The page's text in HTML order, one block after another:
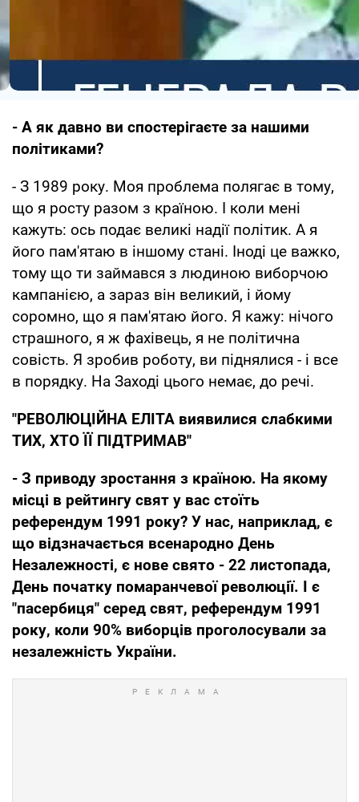
- А як давно ви спостерігаєте за нашими
політиками?
- З 1989 року. Моя проблема полягає в тому,
що я росту разом з країною. І коли мені
кажуть: ось подає великі надії політик. А я
його пам'ятаю в іншому стані. Іноді це важко,
тому що ти займався з людиною виборчою
кампанією, а зараз він великий, і йому
соромно, що я пам'ятаю його. Я кажу: нічого
страшного, я ж фахівець, я не політична
совість. Я зробив роботу, ви піднялися - і все
в порядку. На Заході цього немає, до речі.
"РЕВОЛЮЦІЙНА ЕЛІТА виявилися слабкими
ТИХ, ХТО ЇЇ ПІДТРИМАВ"
- З приводу зростання з країною. На якому
місці в рейтингу свят у вас стоїть
референдум 1991 року? У нас, наприклад, є
що відзначається всенародно День
Незалежності, є нове свято - 22 листопада,
День початку помаранчевої революції. І є
"пасербиця" серед свят, референдум 1991
року, коли 90% виборців проголосували за
незалежність України.